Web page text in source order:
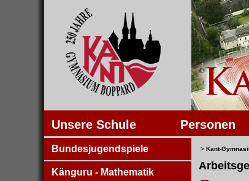
Unsere Schule Personen
Bundesjugendspiele
Känguru - Mathematik
> Kant-